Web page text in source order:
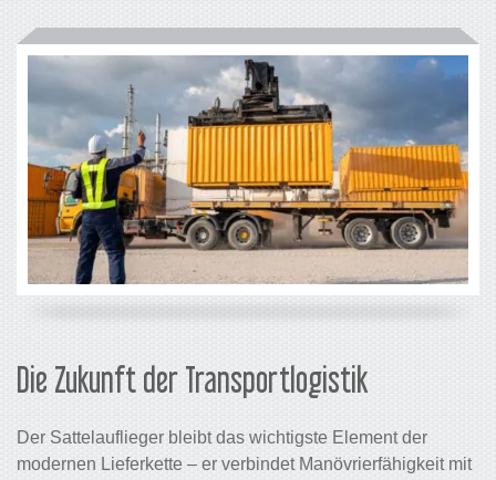
Die Zukunft der Transportlogistik
Der Sattelauflieger bleibt das wichtigste Element der
modernen Lieferkette – er verbindet Manövrierfähigkeit mit